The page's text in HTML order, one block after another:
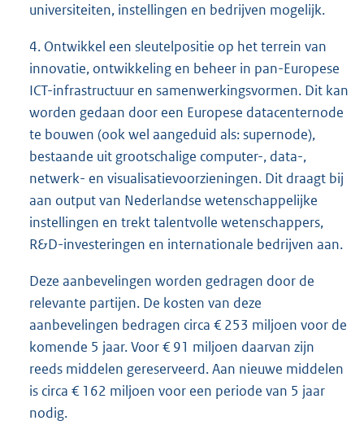
universiteiten, instellingen en bedrijven mogelijk.
4. Ontwikkel een sleutelpositie op het terrein van
innovatie, ontwikkeling en beheer in pan-Europese
ICT-infrastructuur en samenwerkingsvormen. Dit kan
worden gedaan door een Europese datacenternode
te bouwen (ook wel aangeduid als: supernode),
bestaande uit grootschalige computer-, data-,
netwerk- en visualisatievoorzieningen. Dit draagt bij
aan output van Nederlandse wetenschappelijke
instellingen en trekt talentvolle wetenschappers,
R&D-investeringen en internationale bedrijven aan.
Deze aanbevelingen worden gedragen door de
relevante partijen. De kosten van deze
aanbevelingen bedragen circa € 253 miljoen voor de
komende 5 jaar. Voor € 91 miljoen daarvan zijn
reeds middelen gereserveerd. Aan nieuwe middelen
is circa € 162 miljoen voor een periode van 5 jaar
nodig.